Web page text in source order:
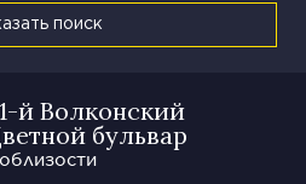
поиск
й Волконский
бульвар